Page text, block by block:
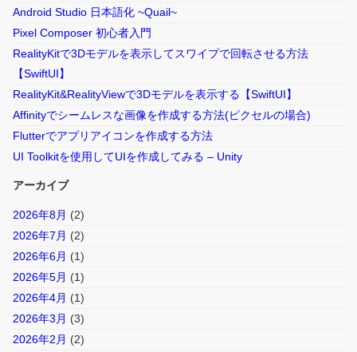
Android Studio 日本語化 ~Quail~
Pixel Composer 初心者入門
RealityKitで3Dモデルを表示してスワイプで回転させる方法
【SwiftUI】
RealityKit&RealityViewで3Dモデルを表示する【SwiftUI】
Affinityでシームレスな画像を作成する方法(ピクセルの場合)
Flutterでアプリアイコンを作成する方法
UI Toolkitを使用してUIを作成してみる – Unity
アーカイブ
2026年8月 (2)
2026年7月 (2)
2026年6月 (1)
2026年5月 (1)
2026年4月 (1)
2026年3月 (3)
2026年2月 (2)